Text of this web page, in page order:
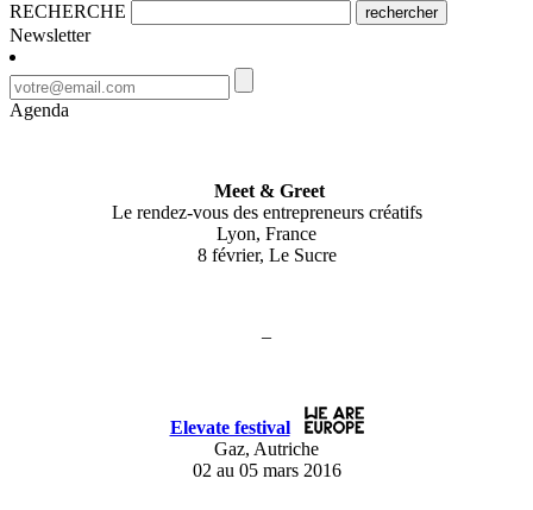
RECHERCHE
rechercher
Newsletter
Agenda
Meet & Greet
Le rendez-vous des entrepreneurs créatifs
Lyon, France
8 février, Le Sucre
–
Elevate festival
Gaz, Autriche
02 au 05 mars 2016